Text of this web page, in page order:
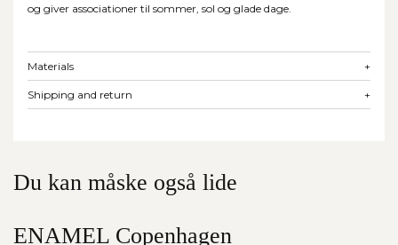
og giver associationer til sommer, sol og glade dage.
Materials +
Shipping and return +
Du kan måske også lide
ENAMEL Copenhagen